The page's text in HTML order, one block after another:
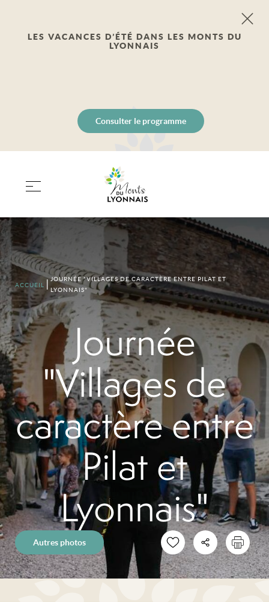
LES VACANCES D’ÉTÉ DANS LES MONTS DU
LYONNAIS
Consulter le programme
ACCUEIL
JOURNÉE "VILLAGES DE CARACTÈRE ENTRE PILAT ET
LYONNAIS"
Journée
"Villages de
caractère entre
Pilat et
Lyonnais"
Autres photos